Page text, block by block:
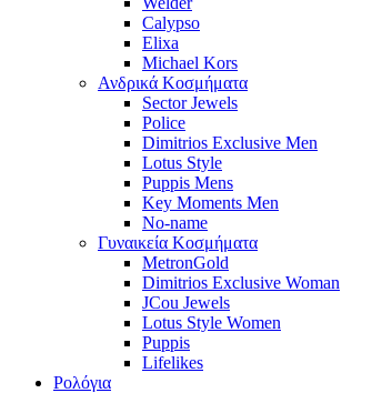
Calypso
Elixa
Michael Kors
Ανδρικά Κοσμήματα
Sector Jewels
Police
Dimitrios Exclusive Men
Lotus Style
Puppis Mens
Key Moments Men
No-name
Γυναικεία Κοσμήματα
MetronGold
Dimitrios Exclusive Woman
JCou Jewels
Lotus Style Women
Puppis
Lifelikes
Ρολόγια